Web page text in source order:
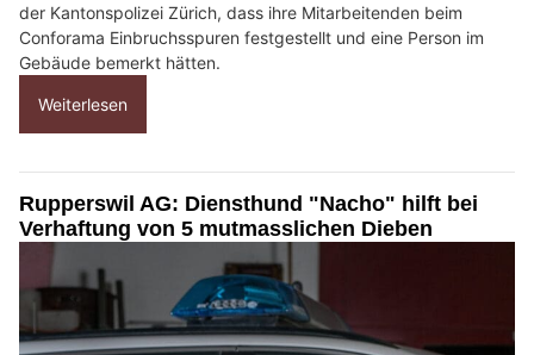
der Kantonspolizei Zürich, dass ihre Mitarbeitenden beim
Conforama Einbruchsspuren festgestellt und eine Person im
Gebäude bemerkt hätten.
Weiterlesen
Rupperswil AG: Diensthund "Nacho" hilft bei
Verhaftung von 5 mutmasslichen Dieben